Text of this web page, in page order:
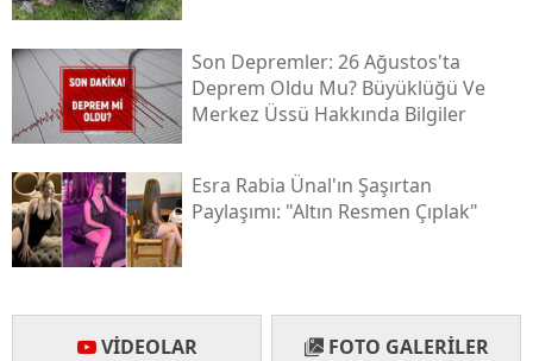
Osmaniye
Düzce
Son Depremler: 26 Ağustos'ta
Deprem Oldu Mu? Büyüklüğü Ve
Merkez Üssü Hakkında Bilgiler
Esra Rabia Ünal'ın Şaşırtan
Paylaşımı: "altın Resmen Çıplak"
VIDEOLAR FOTO GALERILER